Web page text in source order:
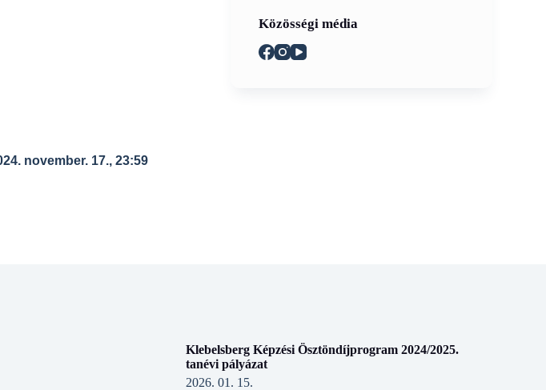
november. 17., 23:59
Közösségi média
Klebelsberg Képzési Ösztöndíjprogram 2024/2025.
tanévi pályázat
2026. 01. 15.